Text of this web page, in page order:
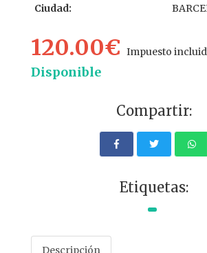
Ciudad:
120.00€ Impuesto
Disponible
Compartir:
Etiquetas:
Descripción